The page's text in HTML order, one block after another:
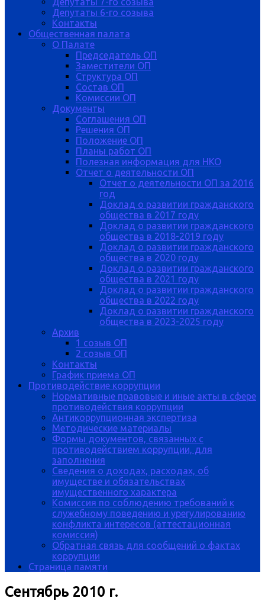
Депутаты 6-го созыва
Контакты
Общественная палата
О Палате
Председатель ОП
Заместители ОП
Структура ОП
Состав ОП
Комиссии ОП
Документы
Соглашения ОП
Решения ОП
Положение ОП
Планы работ ОП
Полезная информация для НКО
Отчет о деятельности ОП
Отчет о деятельности ОП за 2016
год
Доклад о развитии гражданского
общества в 2017 году
Доклад о развитии гражданского
общества в 2018-2019 году
Доклад о развитии гражданского
общества в 2020 году
Доклад о развитии гражданского
общества в 2021 году
Доклад о развитии гражданского
общества в 2022 году
Доклад о развитии гражданского
общества в 2023-2025 году
Архив
1 созыв ОП
2 созыв ОП
Контакты
График приема ОП
Противодействие коррупции
Нормативные правовые и иные акты в сфере
противодействия коррупции
Антикоррупционная экспертиза
Методические материалы
Формы документов, связанных с
противодействием коррупции, для
заполнения
Сведения о доходах, расходах, об
имуществе и обязательствах
имущественного характера
Комиссия по соблюдению требований к
служебному поведению и урегулированию
конфликта интересов (аттестационная
комиссия)
Обратная связь для сообщений о фактах
коррупции
Страница памяти
Сентябрь 2010 г.